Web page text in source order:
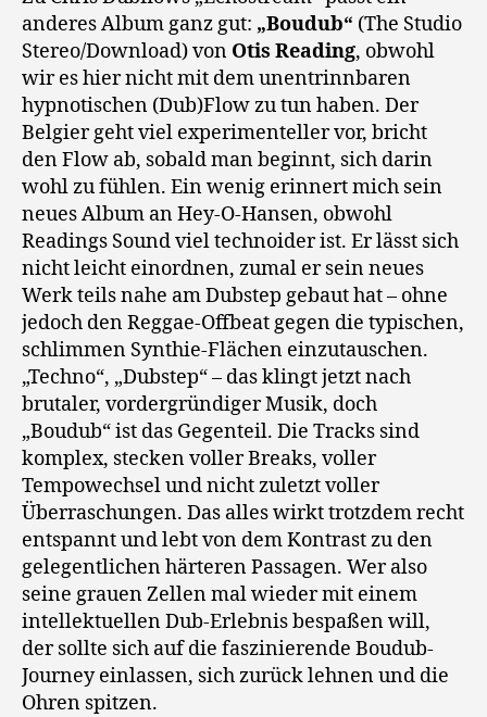
anderes Album ganz gut: „Boudub“ (The Studio
Stereo/Download) von Otis Reading, obwohl
wir es hier nicht mit dem unentrinnbaren
hypnotischen (Dub)Flow zu tun haben. Der
Belgier geht viel experimenteller vor, bricht
den Flow ab, sobald man beginnt, sich darin
wohl zu fühlen. Ein wenig erinnert mich sein
neues Album an Hey-O-Hansen, obwohl
Readings Sound viel technoider ist. Er lässt sich
nicht leicht einordnen, zumal er sein neues
Werk teils nahe am Dubstep gebaut hat – ohne
jedoch den Reggae-Offbeat gegen die typischen,
schlimmen Synthie-Flächen einzutauschen.
„Techno“, „Dubstep“ – das klingt jetzt nach
brutaler, vordergründiger Musik, doch
„Boudub“ ist das Gegenteil. Die Tracks sind
komplex, stecken voller Breaks, voller
Tempowechsel und nicht zuletzt voller
Überraschungen. Das alles wirkt trotzdem recht
entspannt und lebt von dem Kontrast zu den
gelegentlichen härteren Passagen. Wer also
seine grauen Zellen mal wieder mit einem
intellektuellen Dub-Erlebnis bespaßen will,
der sollte sich auf die faszinierende Boudub-
Journey einlassen, sich zurück lehnen und die
Ohren spitzen.